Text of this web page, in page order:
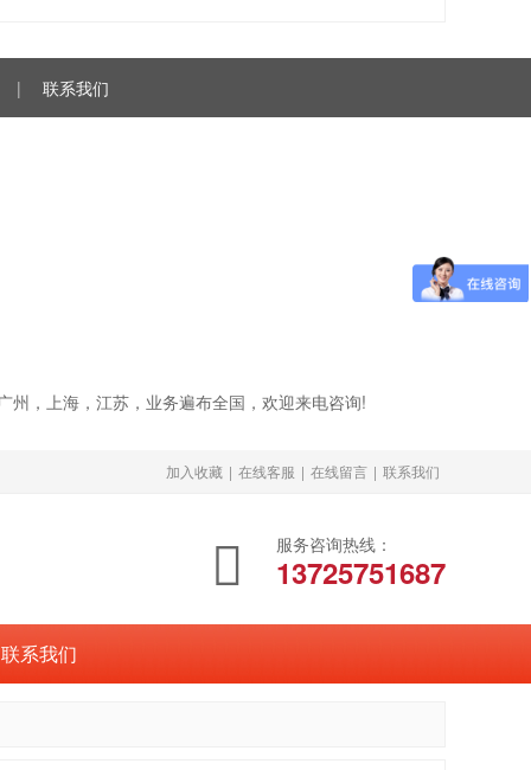
| 联系我们
州，上海，江苏，业务遍布全国，欢迎来电咨询!
加入收藏 | 在线客服 | 在线留言 | 联系我们
服务咨询热线：
13725751687
联系我们